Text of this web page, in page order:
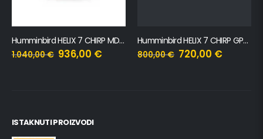
Humminbird HELIX 7 CHIRP MDI GPS G4N CHO
1.040,00€ 936,00 €
Humminbird HELIX 7 CHIRP GPS G4
800,00€ 720,00 €
ISTAKNUTI PROIZVODI